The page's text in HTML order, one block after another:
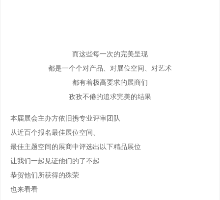
而这些每一次的完美呈现
都是一个个对产品、对展位空间、对艺术
都有着极高要求的展商们
孜孜不倦的追求完美的结果
本届展会主办方依旧携专业评审团队
从近百个报名最佳展位空间、
最佳主题空间的展商中评选出以下精品展位
让我们一起见证他们的了不起
恭贺他们所获得的殊荣
也来看看